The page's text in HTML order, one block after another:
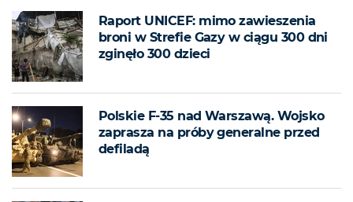
Raport UNICEF: mimo zawieszenia
broni w Strefie Gazy w ciągu 300 dni
zginęło 300 dzieci
Polskie F-35 nad Warszawą. Wojsko
zaprasza na próby generalne przed
defiladą